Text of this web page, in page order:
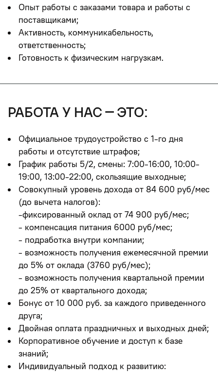
Опыт работы с заказами товара и работы с
поставщиками;
Активность, коммуникабельность,
ответственность;
Готовность к физическим нагрузкам.
работа у нас – это:
Официальное трудоустройство с 1-го дня
работы и отсутствие штрафов;
График работы 5/2, смены: 7:00-16:00, 10:00-
19:00, 13:00-22:00, скользящие выходные;
Совокупный уровень дохода от 84 600 руб/мес
(до вычета налогов):
-фиксированный оклад от 74 900 руб/мес;
- компенсация питания 6000 руб/мес;
- подработка внутри компании;
- возможность получения ежемесячной премии
до 5% от оклада (3760 руб/мес);
- возможность получения квартальной премии
до 25% от квартального дохода;
Бонус от 10 000 руб. за каждого приведенного
друга;
Двойная оплата праздничных и выходных дней;
Корпоративное обучение и доступ к базе
знаний;
Индивидуальный подход к развитию: